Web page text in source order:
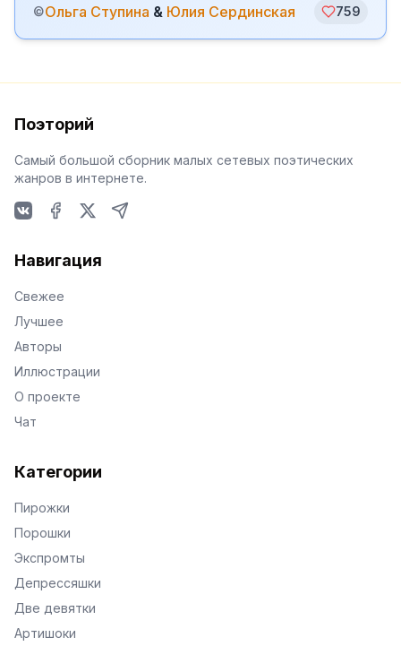
©Ольга Ступина & Юлия Сердинская 759
Поэторий
Самый большой сборник малых сетевых поэтических
жанров в интернете.
Навигация
Свежее
Лучшее
Авторы
Иллюстрации
О проекте
Чат
Категории
Пирожки
Порошки
Экспромты
Депрессяшки
Две девятки
Артишоки